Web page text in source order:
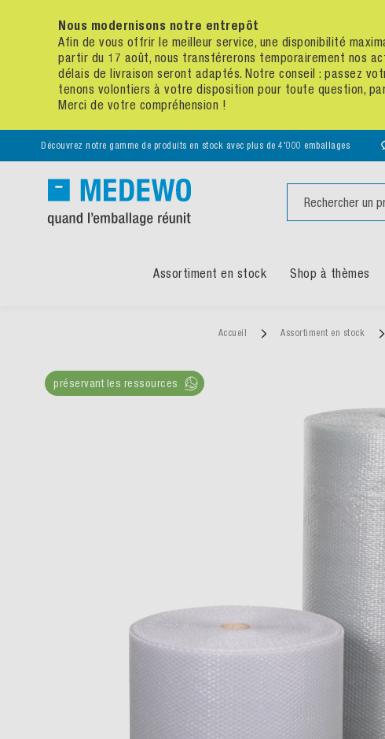
Nous modernisons notre entrepôt
Afin de vous offrir le meilleur service, une disponibilité
partir du 17 août, nous transférerons temporairement nos
délais de livraison seront adaptés. Notre conseil : passez
tenons volontiers à votre disposition pour toute question,
Merci de votre compréhension !
Découvrez notre gamme de produits en stock avec plus de 4'000 emballages
Assortiment en stock Shop à thèmes
Accueil Assortiment en stock
préservant les ressources